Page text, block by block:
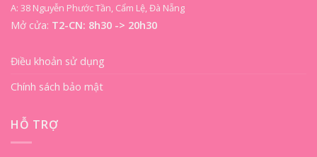
A: 38 Nguyễn Phước Tần, Cẩm Lệ, Đà Nẵng
Mở cửa: T2-CN: 8h30 -> 20h30
Điều khoản sử dụng
Chính sách bảo mật
HỖ TRỢ